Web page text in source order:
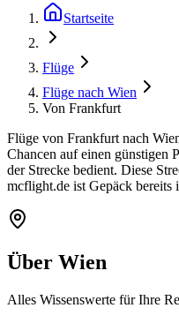
Startseite
Flüge
Flüge nach Wien
Von Frankfurt
Flüge von Frankfurt nach
Chancen auf einen günstigen
der Strecke bedient. Diese
mcflight.de ist Gepäck bereits
Über Wien
Alles Wissenswerte für Ihre